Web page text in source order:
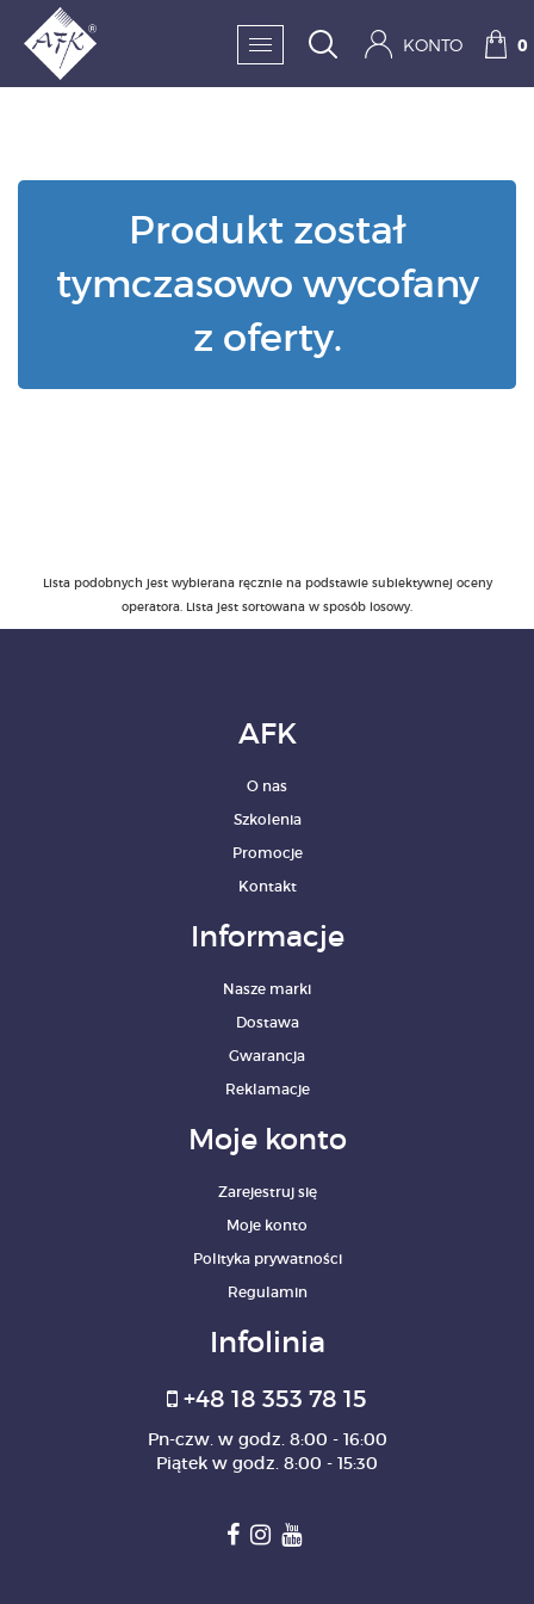
KOSMETYKA
HIGIENA I DEZYNFEKC
PAZNOKCIE
PRODUKTY
KONTO 0
Produkt został
tymczasowo wycofany
z oferty.
Lista podobnych jest wybierana ręcznie na podstawie subiektywnej oceny
operatora. Lista jest sortowana w sposób losowy.
AFK
O nas
Szkolenia
Promocje
Kontakt
Informacje
Nasze marki
Dostawa
Gwarancja
Reklamacje
Moje konto
Zarejestruj się
Moje konto
Polityka prywatności
Regulamin
Infolinia
+48 18 353 78 15
Pn-czw. w godz. 8:00 - 16:00
Piątek w godz. 8:00 - 15:30